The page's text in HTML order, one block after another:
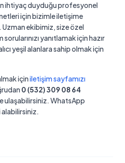
ihtiyaç duyduğu profesyonel
için bizimle iletişime
ekibimiz, size özel
yanıtlamak için hazır
yeşil alanlara sahip olmak için
içiniletişim sayfamızı
0 (532) 309 08 64
ulaşabilirsiniz. WhatsApp
alabilirsiniz.